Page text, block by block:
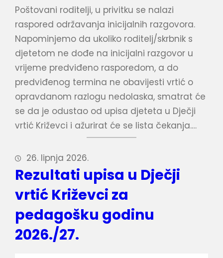
Poštovani roditelji, u privitku se nalazi
raspored održavanja inicijalnih razgovora.
Napominjemo da ukoliko roditelj/skrbnik s
djetetom ne dođe na inicijalni razgovor u
vrijeme predviđeno rasporedom, a do
predviđenog termina ne obavijesti vrtić o
opravdanom razlogu nedolaska, smatrat će
se da je odustao od upisa djeteta u Dječji
vrtić Križevci i ažurirat će se lista čekanja.…
26. lipnja 2026.
Rezultati upisa u Dječji
vrtić Križevci za
pedagošku godinu
2026./27.